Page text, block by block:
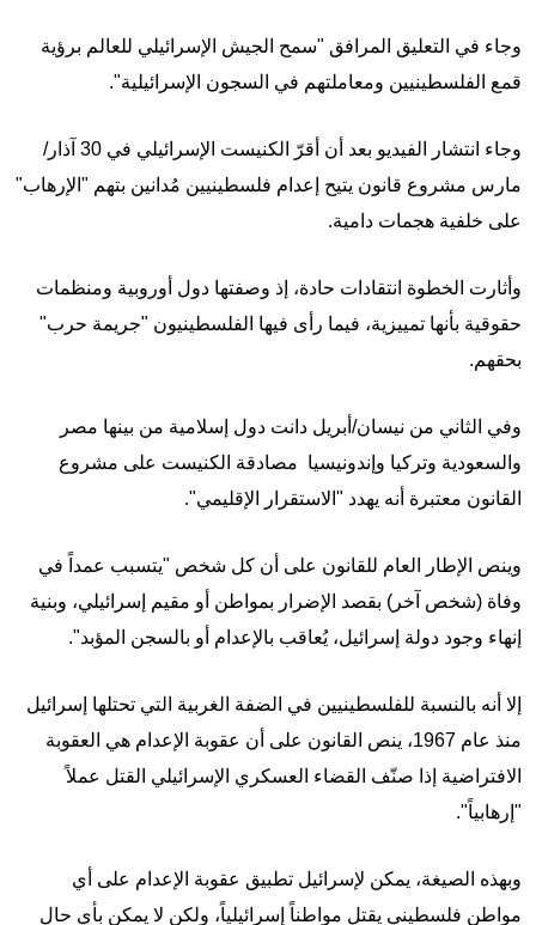
وجاء في التعليق المرافق "سمح الجيش الإسرائيلي للعالم برؤية
قمع الفلسطينيين ومعاملتهم في السجون الإسرائيلية".
وجاء انتشار الفيديو بعد أن أقرّ الكنيست الإسرائيلي في 30 آذار/
مارس مشروع قانون يتيح إعدام فلسطينيين مُدانين بتهم "الإرهاب"
على خلفية هجمات دامية.
وأثارت الخطوة انتقادات حادة، إذ وصفتها دول أوروبية ومنظمات
حقوقية بأنها تمييزية، فيما رأى فيها الفلسطينيون "جريمة حرب"
بحقهم.
وفي الثاني من نيسان/أبريل دانت دول إسلامية من بينها مصر
والسعودية وتركيا وإندونيسيا مصادقة الكنيست على مشروع
القانون معتبرة أنه يهدد "الاستقرار الإقليمي".
وينص الإطار العام للقانون على أن كل شخص "يتسبب عمداً في
وفاة (شخص آخر) بقصد الإضرار بمواطن أو مقيم إسرائيلي، وبنية
إنهاء وجود دولة إسرائيل، يُعاقب بالإعدام أو بالسجن المؤبد".
إلا أنه بالنسبة للفلسطينيين في الضفة الغربية التي تحتلها إسرائيل
منذ عام 1967، ينص القانون على أن عقوبة الإعدام هي العقوبة
الافتراضية إذا صنّف القضاء العسكري الإسرائيلي القتل عملاً
"إرهابياً".
وبهذه الصيغة، يمكن لإسرائيل تطبيق عقوبة الإعدام على أي
مواطن فلسطيني يقتل مواطناً إسرائيلياً، ولكن لا يمكن بأي حال